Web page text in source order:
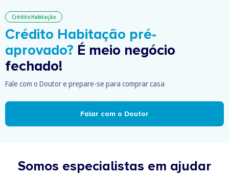
Crédito Habitação
Crédito Habitação pré-
aprovado? É meio negócio
fechado!
Fale com o Doutor e prepare-se para comprar casa
Falar com o Doutor
Somos especialistas em ajudar